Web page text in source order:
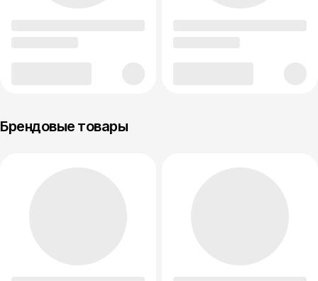
Брендовые товары